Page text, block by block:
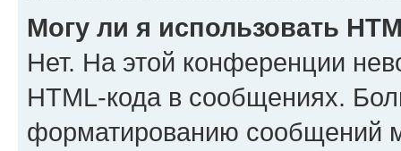
Могу ли я использовать
Нет. На этой конференции
HTML-кода в сообщениях.
форматированию сообщений